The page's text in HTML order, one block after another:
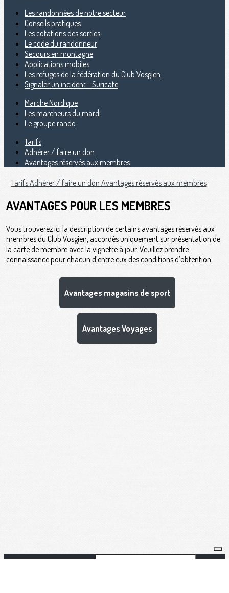
Les randonnées de notre secteur
Conseils pratiques
Les cotations des sorties
Le code du randonneur
Secours en montagne
Applications mobiles
Les refuges de la fédération du Club Vosgien
Signaler un incident - Suricate
Marche Nordique
Les marcheurs du mardi
Le groupe rando
Tarifs
Adhérer / faire un don
Avantages réservés aux membres
TarifsAdhérer / faire un don Avantages réservés aux membres
AVANTAGES POUR LES MEMBRES
Vous trouverez ici la description de certains avantages réservés aux
membres du Club Vosgien, accordés uniquement sur présentation de
la carte de membre avec la vignette à jour. Veuillez prendre
connaissance pour chacun d’entre eux des conditions d’obtention.
Avantages magasins de sport
Avantages Voyages